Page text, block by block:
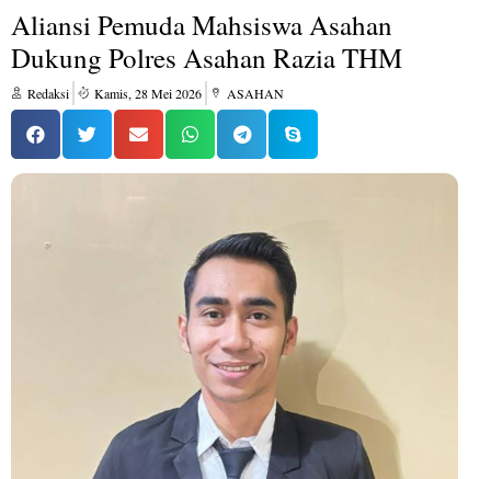
Aliansi Pemuda Mahsiswa Asahan
Dukung Polres Asahan Razia THM
Redaksi Kamis, 28 Mei 2026 ASAHAN